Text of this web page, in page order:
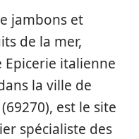
jambons et
de la mer,
Epicerie italienne
la ville de
est le site
spécialiste des